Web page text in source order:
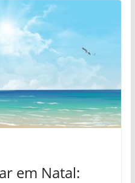
em Natal: